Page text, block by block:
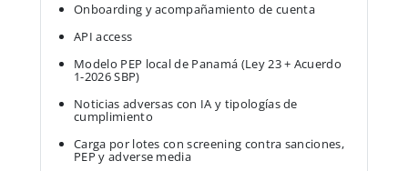
Onboarding y acompañamiento de cuenta
API access
Modelo PEP local de Panamá (Ley 23 + Acuerdo
1-2026 SBP)
Noticias adversas con IA y tipologías de
cumplimiento
Carga por lotes con screening contra sanciones,
PEP y adverse media